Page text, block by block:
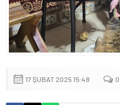
17 ŞUBAT 2025 15:48 0